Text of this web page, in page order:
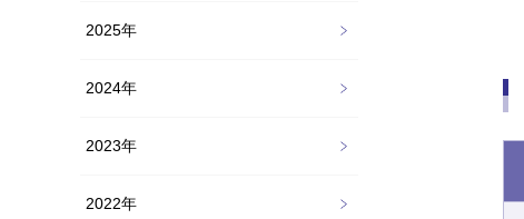
2025年
2024年
2023年
2022年